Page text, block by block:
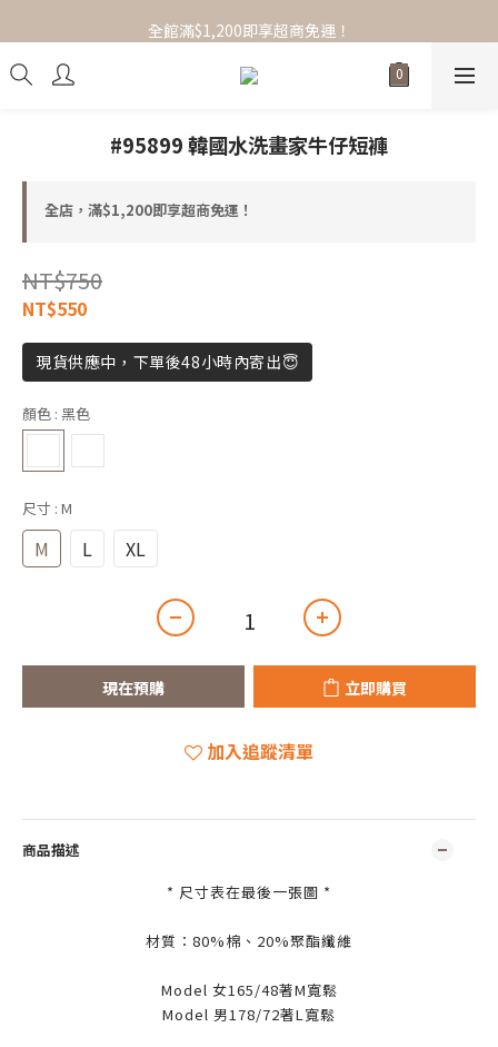
全館滿$1,200即享超商免運！
全館滿$1,200即享超商免運！
選品服飾/女裝/配件小物，任搭1+1免運！
#95899 韓國水洗畫家牛仔短褲
全店，滿$1,200即享超商免運！
NT$750
NT$550
現貨供應中，下單後48小時內寄出😇
顏色 : 黑色
尺寸 : M
M L XL
現在預購 立即購買
加入追蹤清單
商品描述
* 尺寸表在最後一張圖 *
材質：80%棉、20%聚酯纖維
Model 女165/48著M寬鬆
Model 男178/72著L寬鬆